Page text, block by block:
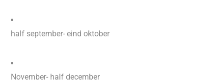
half september- eind oktober
November- half december